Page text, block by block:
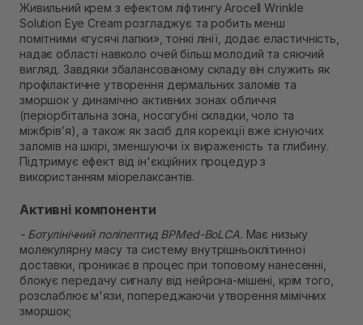
Самовивіз м. Рівне, вул. 16-го Липня, 15
В наявності
Самовивіз м. Рівне, вул. Кулика і Гудачека 23 (ТЦ
Екватор)
В наявності
Живильний крем з ефектом ліфтингу Arocell Wrinkle
Solution Eye Cream розгладжує та робить менш
помітними «гусячі лапки», тонкі лінії, додає еластичність,
надає області навколо очей більш молодий та сяючий
вигляд. Завдяки збалансованому складу він служить як
профілактичне утворення дермальних заломів та
зморшок у динамічно активних зонах обличчя
(періорбітальна зона, носогубні складки, чоло та
міжбрів’я), а також як засіб для корекції вже існуючих
заломів на шкірі, зменшуючи їх вираженість та глибину.
Підтримує ефект від ін'єкційних процедур з
використанням міорелаксантів.
Активні компоненти
- Ботулінічний поліпептид BPMed-BoLCA. Має низьку
молекулярну масу та систему внутрішньоклітинної
доставки, проникає в процес при топовому нанесенні,
блокує передачу сигналу від нейрона-мішені, крім того,
розслаблює м'язи, попереджаючи утворення мімічних
зморшок;